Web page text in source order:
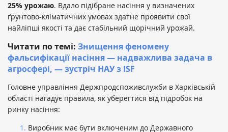
25% урожаю. Вдало підібране насіння у визначених
ґрунтово-кліматичних умовах здатне проявити свої
найліпші якості та дає стабільний щорічний урожай.
Читати по темі: Знищення феномену
фальсифікації насіння — надважлива задача в
агросфері, — зустріч НАУ з ISF
Головне управління Держпродспоживслужби в Харківській
області нагадує правила, як уберегтися від підробок на
ринку насіння:
Виробник має бути включеним до Державного